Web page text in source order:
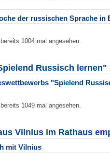
der russischen Sprache in
1004 mal angesehen.
Russisch lernen"
"Spielend
1049 mal angesehen.
Vilnius im Rathaus
mit Vilnius